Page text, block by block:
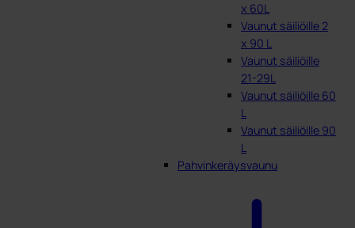
x 60L
Vaunut säiliöille 2
x 90 L
Vaunut säiliöille
21-29L
Vaunut säiliöille 60
L
Vaunut säiliöille 90
L
Pahvinkeräysvaunu